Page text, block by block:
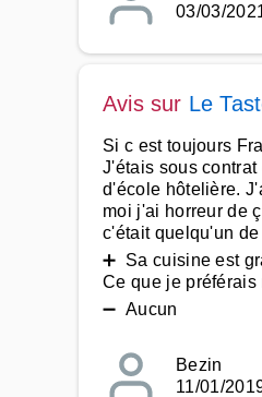
03/03/
Avis sur Le
Si c est toujours
J'étais sous
d'école hôtelière.
moi j'ai horreur de
c'était quelqu'un
➕ Sa cuisine est
Ce que je
➖ Aucun
Bezin
11/01/